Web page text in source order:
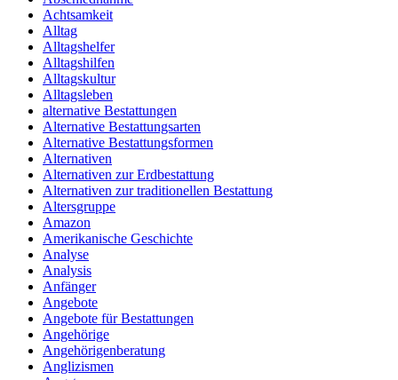
Achtsamkeit
Alltag
Alltagshelfer
Alltagshilfen
Alltagskultur
Alltagsleben
alternative Bestattungen
Alternative Bestattungsarten
Alternative Bestattungsformen
Alternativen
Alternativen zur Erdbestattung
Alternativen zur traditionellen Bestattung
Altersgruppe
Amazon
Amerikanische Geschichte
Analyse
Analysis
Anfänger
Angebote
Angebote für Bestattungen
Angehörige
Angehörigenberatung
Anglizismen